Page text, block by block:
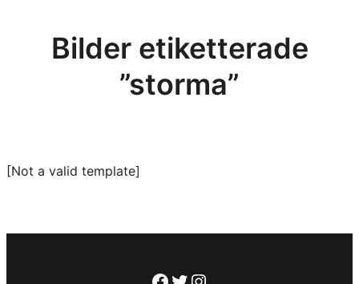
Bilder etiketterade
”storma”
[Not a valid template]